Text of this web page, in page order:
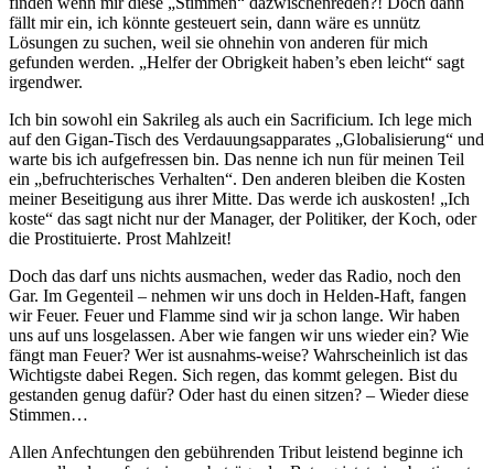
fällt mir ein, ich könnte gesteuert sein, dann wäre es unnütz
Lösungen zu suchen, weil sie ohnehin von anderen für mich
gefunden werden. „Helfer der Obrigkeit haben’s eben leicht“ sagt
irgendwer.
Ich bin sowohl ein Sakrileg als auch ein Sacrificium. Ich lege mich
auf den Gigan-Tisch des Verdauungsapparates „Globalisierung“ und
warte bis ich aufgefressen bin. Das nenne ich nun für meinen Teil
ein „befruchterisches Verhalten“. Den anderen bleiben die Kosten
meiner Beseitigung aus ihrer Mitte. Das werde ich auskosten! „Ich
koste“ das sagt nicht nur der Manager, der Politiker, der Koch, oder
die Prostituierte. Prost Mahlzeit!
Doch das darf uns nichts ausmachen, weder das Radio, noch den
Gar. Im Gegenteil – nehmen wir uns doch in Helden-Haft, fangen
wir Feuer. Feuer und Flamme sind wir ja schon lange. Wir haben
uns auf uns losgelassen. Aber wie fangen wir uns wieder ein? Wie
fängt man Feuer? Wer ist ausnahms-weise? Wahrscheinlich ist das
Wichtigste dabei Regen. Sich regen, das kommt gelegen. Bist du
gestanden genug dafür? Oder hast du einen sitzen? – Wieder diese
Stimmen…
Allen Anfechtungen den gebührenden Tribut leistend beginne ich